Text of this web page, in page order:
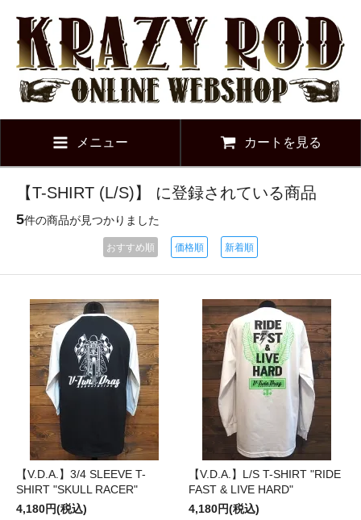
メニュー カートを見る
【T-SHIRT (L/S)】 に登録されている商品
5件の商品が見つかりました
おすすめ順 価格順 新着順
【V.D.A.】3/4 SLEEVE T-
SHIRT "SKULL RACER"
4,180円(税込)
【V.D.A.】L/S T-SHIRT "RIDE
FAST & LIVE HARD"
4,180円(税込)